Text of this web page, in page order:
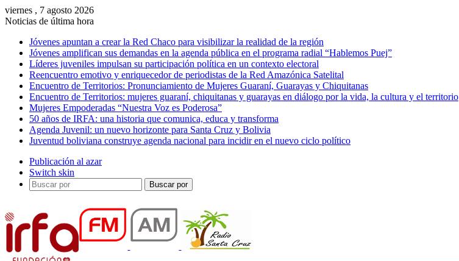
viernes , 7 agosto 2026
Noticias de última hora
Jóvenes apuntan a crear la Red Chaco para visibilizar la realidad de la región
Jóvenes amplifican sus demandas en la agenda pública en el programa radial “Hablemos Puej”
Líderes juveniles impulsan su participación política en un contexto electoral
Reencuentro emotivo y enriquecedor de periodistas de la Red Amazónica Satelital
Encuentro de Territorios: Pronunciamiento de Mujeres Guaraní, Guarayas y Chiquitanas
Encuentro de Territorios: mujeres guaraní, chiquitanas y guarayas en diálogo por la vida, la cultura y el territorio
Mujeres Empoderadas “Nuestra Voz es Poderosa”
50 años de IRFA: una historia que comunica, educa y transforma
Agenda Juvenil: un nuevo horizonte para Santa Cruz y Bolivia
Juventud boliviana construye agenda nacional para incidir en el nuevo ciclo político
Publicación al azar
Switch skin
Buscar por